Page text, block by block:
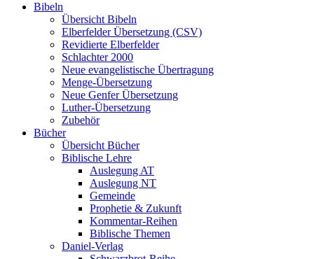
Bibeln
Übersicht Bibeln
Elberfelder Übersetzung (CSV)
Revidierte Elberfelder
Schlachter 2000
Neue evangelistische Übertragung
Menge-Übersetzung
Neue Genfer Übersetzung
Luther-Übersetzung
Zubehör
Bücher
Übersicht Bücher
Biblische Lehre
Auslegung AT
Auslegung NT
Gemeinde
Prophetie & Zukunft
Kommentar-Reihen
Biblische Themen
Daniel-Verlag